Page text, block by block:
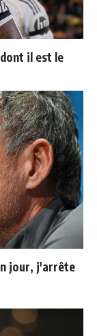
il est le
jour, j'arrête